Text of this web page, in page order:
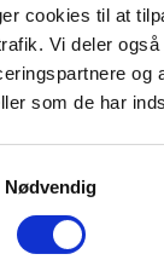
cookies til at
Vi deler
og
som de har
Nødvendig